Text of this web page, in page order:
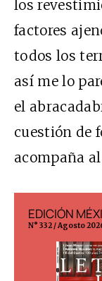
los
factores
todos los
así me lo
el
cuestión de
acompaña
EDICIÓN
N° 332 / Agosto